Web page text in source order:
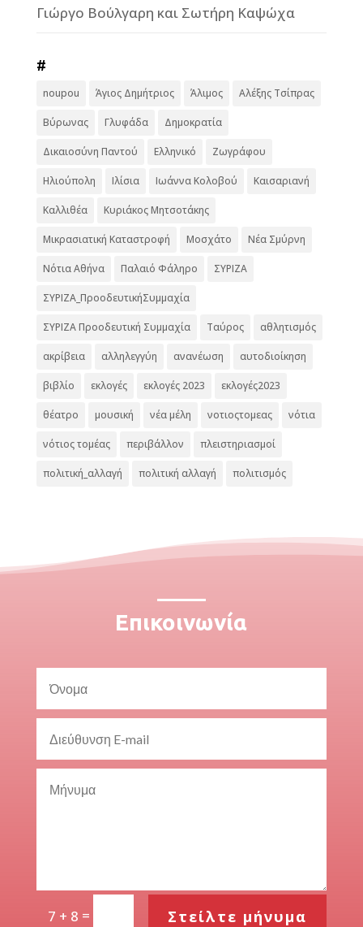
Γιώργο Βούλγαρη και Σωτήρη Καψώχα
#
noupou Άγιος Δημήτριος Άλιμος Αλέξης Τσίπρας
Βύρωνας Γλυφάδα Δημοκρατία
Δικαιοσύνη Παντού Ελληνικό Ζωγράφου
Ηλιούπολη Ιλίσια Ιωάννα Κολοβού Καισαριανή
Καλλιθέα Κυριάκος Μητσοτάκης
Μικρασιατική Καταστροφή Μοσχάτο Νέα Σμύρνη
Νότια Αθήνα Παλαιό Φάληρο ΣΥΡΙΖΑ
ΣΥΡΙΖΑ_ΠροοδευτικήΣυμμαχία
ΣΥΡΙΖΑ Προοδευτική Συμμαχία Ταύρος αθλητισμός
ακρίβεια αλληλεγγύη ανανέωση αυτοδιοίκηση
βιβλίο εκλογές εκλογές 2023 εκλογές2023
θέατρο μουσική νέα μέλη νοτιοςτομεας νότια
νότιος τομέας περιβάλλον πλειστηριασμοί
πολιτική_αλλαγή πολιτική αλλαγή πολιτισμός
Επικοινωνία
7 + 8 = Στείλτε μήνυμα